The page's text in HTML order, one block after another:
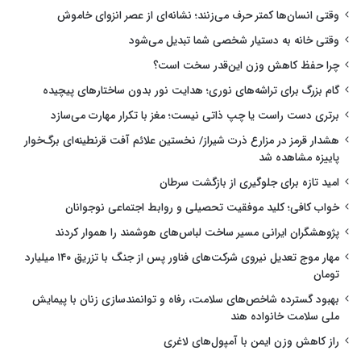
وقتی انسان‌ها کمتر حرف می‌زنند؛ نشانه‌ای از عصر انزوای خاموش
وقتی خانه به دستیار شخصی شما تبدیل می‌شود
چرا حفظ کاهش وزن این‌قدر سخت است؟
گام بزرگ برای تراشه‌های نوری؛ هدایت نور بدون ساختارهای پیچیده
برتری دست راست یا چپ ذاتی نیست؛ مغز با تکرار مهارت می‌سازد
هشدار قرمز در مزارع ذرت شیراز/ نخستین علائم آفت قرنطینه‌ای برگ‌خوار
پاییزه مشاهده شد
امید تازه برای جلوگیری از بازگشت سرطان
خواب کافی؛ کلید موفقیت تحصیلی و روابط اجتماعی نوجوانان
پژوهشگران ایرانی مسیر ساخت لباس‌های هوشمند را هموار کردند
مهار موج تعدیل نیروی شرکت‌های فناور پس از جنگ با تزریق ۱۴۰ میلیارد
تومان
بهبود گسترده شاخص‌های سلامت، رفاه و توانمندسازی زنان با پیمایش
ملی سلامت خانواده هند
راز کاهش وزن ایمن با آمپول‌های لاغری